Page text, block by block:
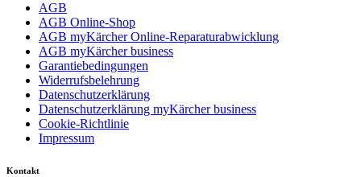
Download PDF
Handbuch
AGB
AGB Online-Shop
AGB myKärcher Online-Reparaturabwicklung
AGB myKärcher business
Garantiebedingungen
Widerrufsbelehrung
Datenschutzerklärung
Datenschutzerklärung myKärcher business
Cookie-Richtlinie
Impressum
Kontakt